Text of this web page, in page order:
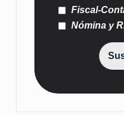
Fiscal-
Nómina y